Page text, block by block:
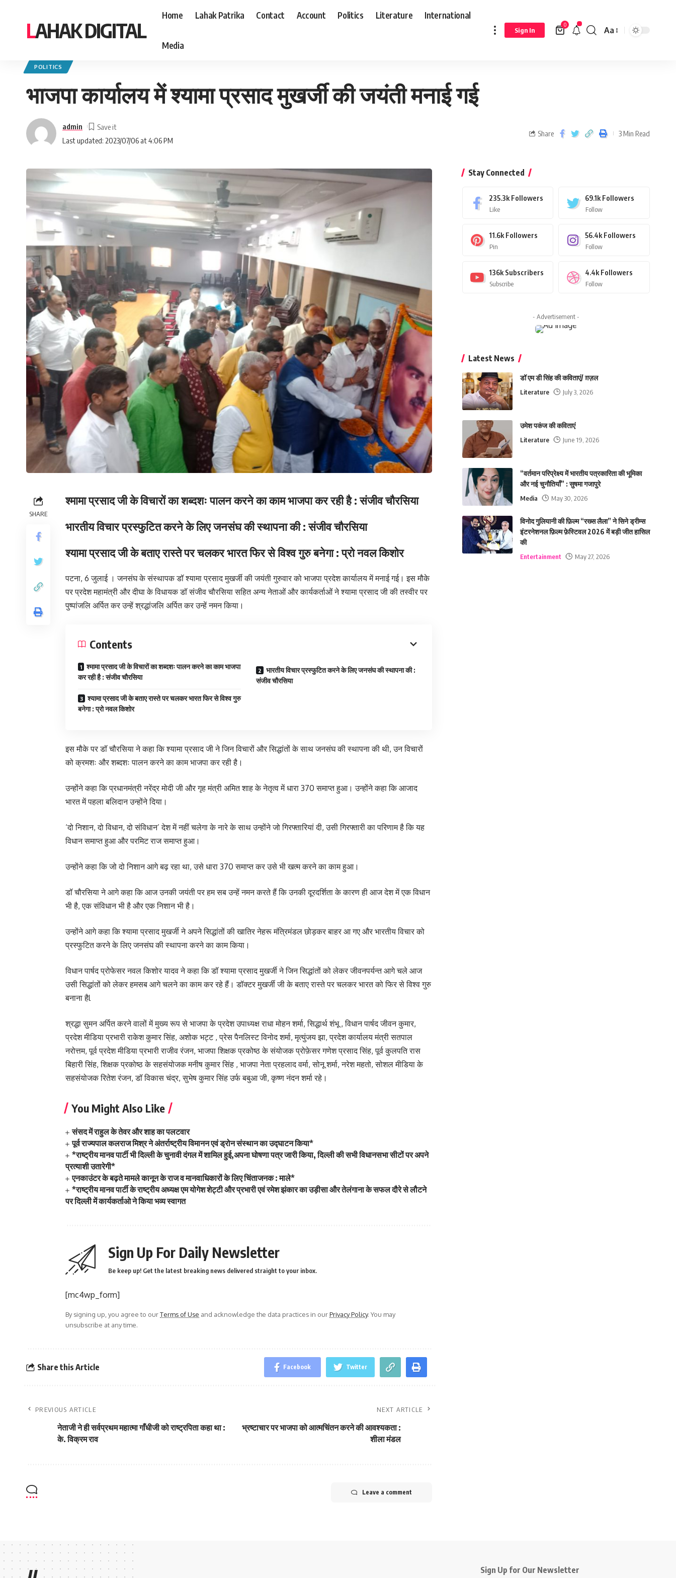
LAHAK DIGITAL
Home Lahak Patrika Contact Account Politics Literature International
Media
Sign In
0
Aa
भाजपा कार्यालय में श्यामा प्रसाद मुखर्जी की जयंती मनाई गई
POLITICS
भाजपा कार्यालय में श्यामा प्रसाद मुखर्जी की जयंती मनाई गई
Last updated: 2023/07/06 at 4:06 PM
admin
Share 3 Min Read
SHARE
श्मामा प्रसाद जी के विचारों का शब्दशः पालन करने का काम भाजपा कर रही है : संजीव चौरसिया
भारतीय विचार प्रस्फुटित करने के लिए जनसंघ की स्थापना की : संजीव चौरसिया
श्यामा प्रसाद जी के बताए रास्ते पर चलकर भारत फिर से विश्व गुरु बनेगा : प्रो नवल किशोर
पटना, 6 जुलाई । जनसंघ के संस्थापक डॉ श्यामा प्रसाद मुखर्जी की जयंती गुरुवार को भाजपा प्रदेश कार्यालय में मनाई गई। इस मौके
पर प्रदेश महामंत्री और दीघा के विधायक डॉ संजीव चौरसिया सहित अन्य नेताओं और कार्यकर्ताओं ने श्यामा प्रसाद जी की तस्वीर पर
पुष्पांजलि अर्पित कर उन्हें श्रद्धांजलि अर्पित कर उन्हें नमन किया।
Contents
श्मामा प्रसाद जी के विचारों का शब्दशः पालन करने का काम भाजपा
कर रही है : संजीव चौरसिया
भारतीय विचार प्रस्फुटित करने के लिए जनसंघ की स्थापना की :
संजीव चौरसिया
श्यामा प्रसाद जी के बताए रास्ते पर चलकर भारत फिर से विश्व गुरु
बनेगा : प्रो नवल किशोर
इस मौके पर डॉ चौरसिया ने कहा कि श्यामा प्रसाद जी ने जिन विचारों और सिद्धांतों के साथ जनसंघ की स्थापना की थी, उन विचारों
को क्रमशः और शब्दशः पालन करने का काम भाजपा कर रही है।
उन्होंने कहा कि प्रधानमंत्री नरेंद्र मोदी जी और गृह मंत्री अमित शाह के नेतृत्व में धारा 370 समाप्त हुआ। उन्होंने कहा कि आजाद
भारत में पहला बलिदान उन्होंने दिया।
‘दो निशान, दो विधान, दो संविधान’ देश में नहीं चलेगा के नारे के साथ उन्होंने जो गिरफ्तारियां दी, उसी गिरफ्तारी का परिणाम है कि यह
विधान समाप्त हुआ और परमिट राज समाप्त हुआ।
उन्होंने कहा कि जो दो निशान आगे बढ़ रहा था, उसे धारा 370 समाप्त कर उसे भी खत्म करने का काम हुआ।
डॉ चौरसिया ने आगे कहा कि आज उनकी जयंती पर हम सब उन्हें नमन करते हैं कि उनकी दूरदर्शिता के कारण ही आज देश में एक विधान
भी है, एक संविधान भी है और एक निशान भी है।
उन्होंने आगे कहा कि श्यामा प्रसाद मुखर्जी ने अपने सिद्धांतों की खातिर नेहरू मंत्रिमंडल छोड़कर बाहर आ गए और भारतीय विचार को
प्रस्फुटित करने के लिए जनसंघ की स्थापना करने का काम किया।
विधान पार्षद प्रोफेसर नवल किशोर यादव ने कहा कि डॉ श्यामा प्रसाद मुखर्जी ने जिन सिद्धांतों को लेकर जीवनपर्यन्त आगे चले आज
उसी सिद्धांतों को लेकर हमसब आगे चलने का काम कर रहे हैं। डॉक्टर मुखर्जी जी के बताए रास्ते पर चलकर भारत को फिर से विश्व गुरु
बनाना हैl
श्रद्धा सुमन अर्पित करने वालों में मुख्य रूप से भाजपा के प्रदेश उपाध्यक्ष राधा मोहन शर्मा, सिद्धार्थ शंभू , विधान पार्षद जीवन कुमार,
प्रदेश मीडिया प्रभारी राकेश कुमार सिंह, अशोक भट्ट , प्रेस पैनलिस्ट विनोद शर्मा, मृत्युंजय झा, प्रदेश कार्यालय मंत्री सतपाल
नरोत्तम, पूर्व प्रदेश मीडिया प्रभारी राजीव रंजन, भाजपा शिक्षक प्रकोष्ठ के संयोजक प्रोफ़ेसर गणेश प्रसाद सिंह, पूर्व कुलपति रास
बिहारी सिंह, शिक्षक प्रकोष्ठ के सहसंयोजक मनीष कुमार सिंह , भाजपा नेता प्रहलाद वर्मा, सोनू शर्मा, नरेश महतो, सोशल मीडिया के
सहसंयोजक रितेश रंजन, डॉ विकास चंद्र, सुभेष कुमार सिंह उर्फ बबुआ जी, कृष्ण नंदन शर्मा रहे।
You Might Also Like
संसद में राहुल के तेवर और शाह का पलटवार
पूर्व राज्यपाल कलराज मिश्र ने अंतर्राष्ट्रीय विमानन एवं ड्रोन संस्थान का उद्घाटन किया*
*राष्ट्रीय मानव पार्टी भी दिल्ली के चुनावी दंगल में शामिल हुई,अपना घोषणा पत्र जारी किया, दिल्ली की सभी विधानसभा सीटों पर अपने
प्रत्याशी उतारेगी*
एनकाउंटर के बढ़ते मामले कानून के राज व मानवाधिकारों के लिए चिंताजनक : माले*
*राष्ट्रीय मानव पार्टी के राष्ट्रीय अध्यक्ष एम योगेश शेट्टी और प्रभारी एवं रमेश झंकार का उड़ीसा और तेलंगाना के सफल दौरे से लौटने
पर दिल्ली में कार्यकर्ताओ ने किया भव्य स्वागत
Sign Up For Daily Newsletter
Be keep up! Get the latest breaking news delivered straight to your inbox.
[mc4wp_form]
By signing up, you agree to ourTerms of Use and acknowledge the data practices in ourPrivacy Policy. You may
unsubscribe at any time.
Share this Article Facebook Twitter
PREVIOUS ARTICLE
नेताजी ने ही सर्वप्रथम महात्मा गाँधीजी को राष्ट्रपिता कहा था :
के. विक्रम राव
NEXT ARTICLE
भ्रष्टाचार पर भाजपा को आत्मचिंतन करने की आवश्यकता :
शीला मंडल
Leave a comment
Stay Connected
235.3k Followers
Like
69.1k Followers
Follow
11.6k Followers
Pin
56.4k Followers
Follow
136k Subscribers
Subscribe
4.4k Followers
Follow
- Advertisement -
Latest News
डॉ एम डी सिंह की कविताएं/ ग़ज़ल
Literature July 3, 2026
उमेश पकंज की कविताएं
Literature June 19, 2026
“वर्तमान परिप्रेक्ष्य में भारतीय पत्रकारिता की भूमिका
और नई चुनौतियाँ” : सुषमा गजापुरे
Media May 30, 2026
विनोद गुलियानी की फ़िल्म “रख्स लैला” ने सिने ड्रीम्स
इंटरनेशनल फ़िल्म फ़ेस्टिवल 2026 में बड़ी जीत हासिल
की
Entertainment May 27, 2026
Sign Up for Our Newsletter